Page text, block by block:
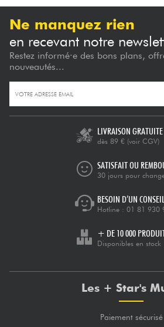
Ne manquez rien
en recevant notre
Restez informé·e des bons plans,
nouveautés...
LIVRAISON GRATUITE
dès 89 € (voir CGV)
SATISFAIT OU
30 jours pour
BESOIN D’UN
Hotline : 01 81 930
+ DE 10 000
Disponibles en stock
Les + Star's
Paiement sécurisé